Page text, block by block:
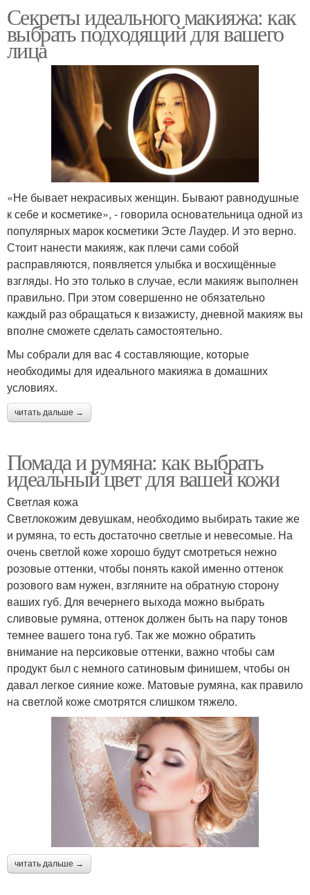
Секреты идеального макияжа: как
выбрать подходящий для вашего
лица
«Не бывает некрасивых женщин. Бывают равнодушные
к себе и косметике», - говорила основательница одной из
популярных марок косметики Эсте Лаудер. И это верно.
Стоит нанести макияж, как плечи сами собой
расправляются, появляется улыбка и восхищённые
взгляды. Но это только в случае, если макияж выполнен
правильно. При этом совершенно не обязательно
каждый раз обращаться к визажисту, дневной макияж вы
вполне сможете сделать самостоятельно.
Мы собрали для вас 4 составляющие, которые
необходимы для идеального макияжа в домашних
условиях.
читать дальше →
Помада и румяна: как выбрать
идеальный цвет для вашей кожи
Светлая кожа
Светлокожим девушкам, необходимо выбирать такие же
и румяна, то есть достаточно светлые и невесомые. На
очень светлой коже хорошо будут смотреться нежно
розовые оттенки, чтобы понять какой именно оттенок
розового вам нужен, взгляните на обратную сторону
ваших губ. Для вечернего выхода можно выбрать
сливовые румяна, оттенок должен быть на пару тонов
темнее вашего тона губ. Так же можно обратить
внимание на персиковые оттенки, важно чтобы сам
продукт был с немного сатиновым финишем, чтобы он
давал легкое сияние коже. Матовые румяна, как правило
на светлой коже смотрятся слишком тяжело.
читать дальше →